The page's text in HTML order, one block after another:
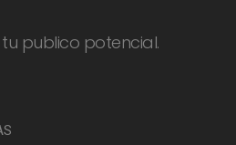
publico potencial.